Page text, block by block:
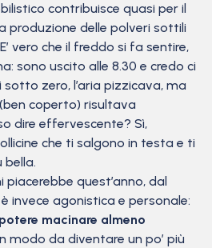
contribuisce quasi per il
produzione delle polveri sottili
vero che il freddo si fa sentire,
sono uscito alle 8.30 e credo ci
zero, l’aria pizzicava, ma
coperto) risultava
dire effervescente? Sì,
che ti salgono in testa e ti
bella.
piacerebbe quest’anno, dal
invece agonistica e personale:
macinare almeno
modo da diventare un po’ più